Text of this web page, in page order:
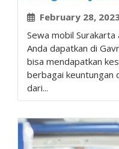
February 28,
Sewa mobil Surakarta
Anda dapatkan di
bisa mendapatkan
berbagai keuntungan
dari...